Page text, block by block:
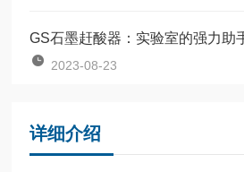
GS石墨赶酸器：实验室的强力助
2023-08-23
详细介绍